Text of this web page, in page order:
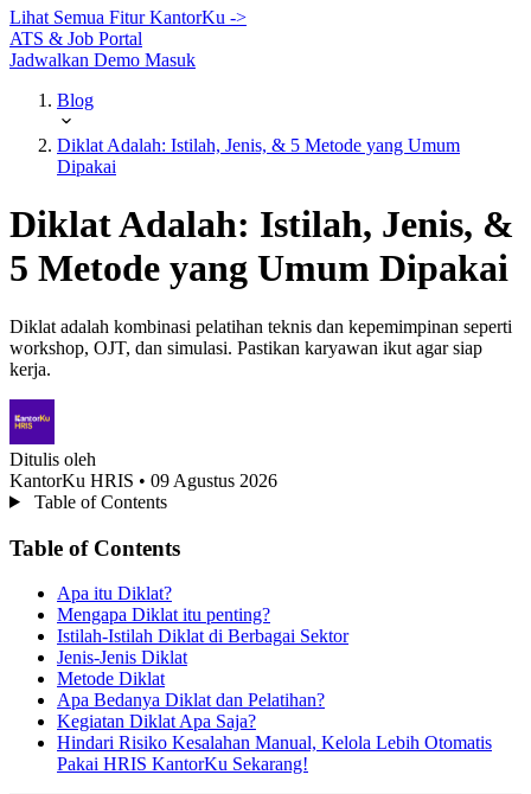
Lihat Semua Fitur KantorKu ->
ATS & Job Portal
Jadwalkan Demo Masuk
Blog
Diklat Adalah: Istilah, Jenis, & 5 Metode yang Umum
Dipakai
Diklat Adalah: Istilah, Jenis, &
5 Metode yang Umum Dipakai
Diklat adalah kombinasi pelatihan teknis dan kepemimpinan seperti
workshop, OJT, dan simulasi. Pastikan karyawan ikut agar siap
kerja.
Ditulis oleh
KantorKu HRIS • 09 Agustus 2026
Table of Contents
Table of Contents
Apa itu Diklat?
Mengapa Diklat itu penting?
Istilah-Istilah Diklat di Berbagai Sektor
Jenis-Jenis Diklat
Metode Diklat
Apa Bedanya Diklat dan Pelatihan?
Kegiatan Diklat Apa Saja?
Hindari Risiko Kesalahan Manual, Kelola Lebih Otomatis
Pakai HRIS KantorKu Sekarang!